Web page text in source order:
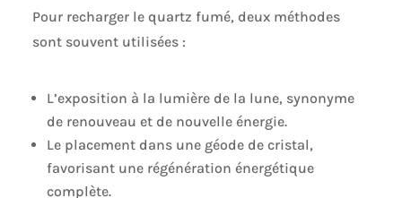
Pour recharger le quartz fumé, deux méthodes
sont souvent utilisées :
L’exposition à la lumière de la lune, synonyme
de renouveau et de nouvelle énergie.
Le placement dans une géode de cristal,
favorisant une régénération énergétique
complète.